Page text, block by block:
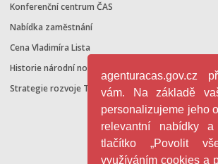
Konferenční centrum ČAS
Nabídka zaměstnání
Cena Vladimíra Lista
Historie národní normalizace
Strategie rozvoje TN v ČR
agenturacas.gov.cz
vám. Na základě
personalizujeme jeho
relevantní nabídky
tlačítko „Povolit
využíváním cookies a